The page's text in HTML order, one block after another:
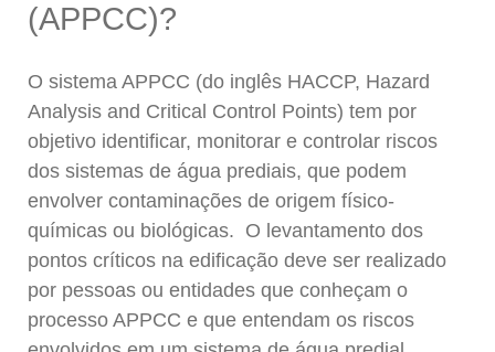
(APPCC)?
O sistema APPCC (do inglês HACCP, Hazard
Analysis and Critical Control Points) tem por
objetivo identificar, monitorar e controlar riscos
dos sistemas de água prediais, que podem
envolver contaminações de origem físico-
químicas ou biológicas. O levantamento dos
pontos críticos na edificação deve ser realizado
por pessoas ou entidades que conheçam o
processo APPCC e que entendam os riscos